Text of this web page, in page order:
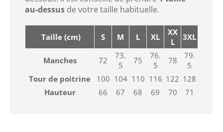
au-dessus de votre taille habituelle.
Taille (cm) S M L XL
XX
L
3XL
Manches 72
73.
5
75
76.
5
78
79.
5
Tour de poitrine
100 104 110 116 122 128
Hauteur
66 67 68 69 70 71